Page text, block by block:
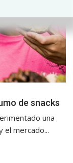
de snacks
una
el mercado...